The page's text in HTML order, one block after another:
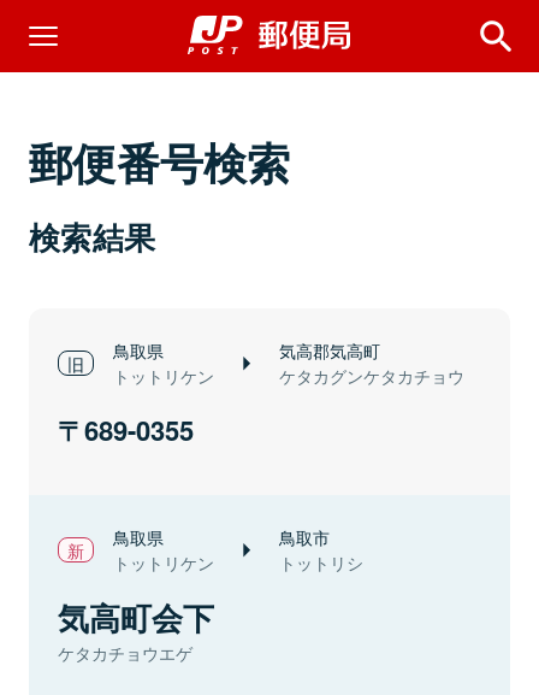
郵便番号検索
検索結果
鳥取県
トットリケン
気高郡気高町
ケタカグンケタカチョウ
689-0355
鳥取県
トットリケン
鳥取市
トットリシ
気高町会下
ケタカチョウエゲ